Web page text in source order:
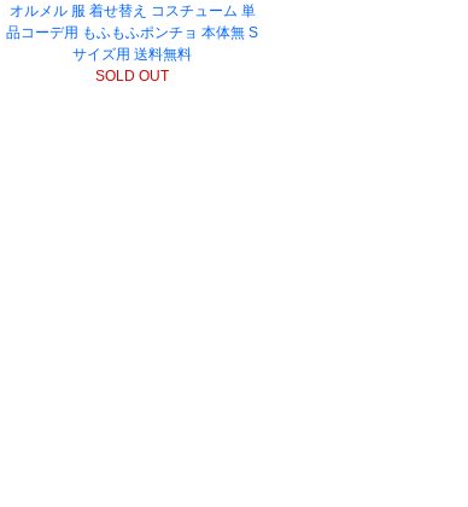
オルメル 服 着せ替え コスチューム 単
品コーデ用 もふもふポンチョ 本体無 S
サイズ用 送料無料
SOLD OUT